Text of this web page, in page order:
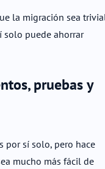
la migración sea
solo puede ahorrar
pruebas y
por sí solo, pero hace
mucho más fácil de